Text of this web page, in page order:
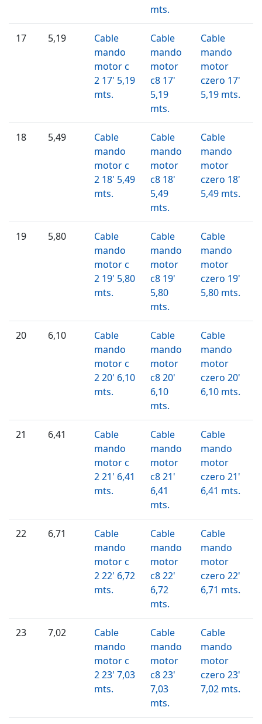
mts.
17 5,19
Cable
mando
motor c
2 17' 5,19
mts.
Cable
mando
motor
c8 17'
5,19
mts.
Cable
mando
motor
czero 17'
5,19 mts.
18 5,49
Cable
mando
motor c
2 18' 5,49
mts.
Cable
mando
motor
c8 18'
5,49
mts.
Cable
mando
motor
czero 18'
5,49 mts.
19 5,80
Cable
mando
motor c
2 19' 5,80
mts.
Cable
mando
motor
c8 19'
5,80
mts.
Cable
mando
motor
czero 19'
5,80 mts.
20 6,10
Cable
mando
motor c
2 20' 6,10
mts.
Cable
mando
motor
c8 20'
6,10
mts.
Cable
mando
motor
czero 20'
6,10 mts.
21 6,41
Cable
mando
motor c
2 21' 6,41
mts.
Cable
mando
motor
c8 21'
6,41
mts.
Cable
mando
motor
czero 21'
6,41 mts.
22 6,71
Cable
mando
motor c
2 22' 6,72
mts.
Cable
mando
motor
c8 22'
6,72
mts.
Cable
mando
motor
czero 22'
6,71 mts.
23 7,02
Cable
mando
motor c
2 23' 7,03
mts.
Cable
mando
motor
c8 23'
7,03
mts.
Cable
mando
motor
czero 23'
7,02 mts.